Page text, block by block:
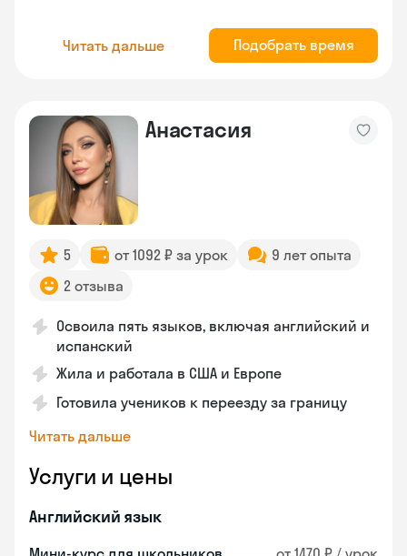
Читать дальше Подобрать время
Анастасия
5 от 1092 ₽ за урок
9 лет опыта
2 отзыва
Освоила пять языков, включая английский и
испанский
Жила и работала в США и Европе
Готовила учеников к переезду за границу
Читать дальше
Услуги и цены
Английский язык